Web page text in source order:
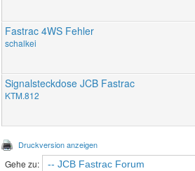
Fastrac 4WS Fehler
schalkei
Signalsteckdose JCB Fastrac
KTM.812
Druckversion anzeigen
Gehe zu: